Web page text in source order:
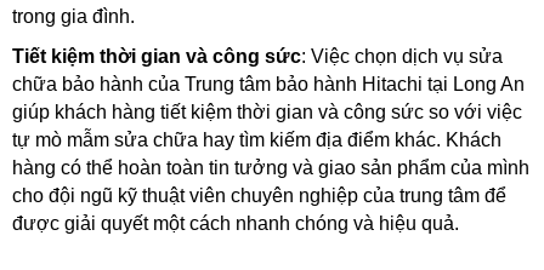
trong gia đình.
Tiết kiệm thời gian và công sức: Việc chọn dịch vụ sửa
chữa bảo hành của Trung tâm bảo hành Hitachi tại Long An
giúp khách hàng tiết kiệm thời gian và công sức so với việc
tự mò mẫm sửa chữa hay tìm kiếm địa điểm khác. Khách
hàng có thể hoàn toàn tin tưởng và giao sản phẩm của mình
cho đội ngũ kỹ thuật viên chuyên nghiệp của trung tâm để
được giải quyết một cách nhanh chóng và hiệu quả.